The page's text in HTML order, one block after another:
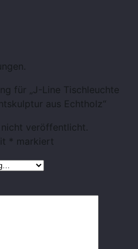
für „J-Line Tischleuchte
aus Echtholz“
veröffentlicht.
* markiert